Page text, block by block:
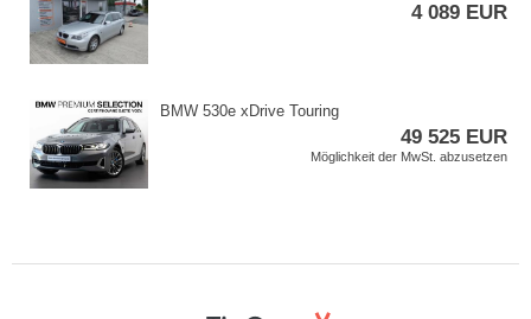
4 089 EUR
BMW 530e xDrive Touring
49 525 EUR
Möglichkeit der MwSt. abzusetzen